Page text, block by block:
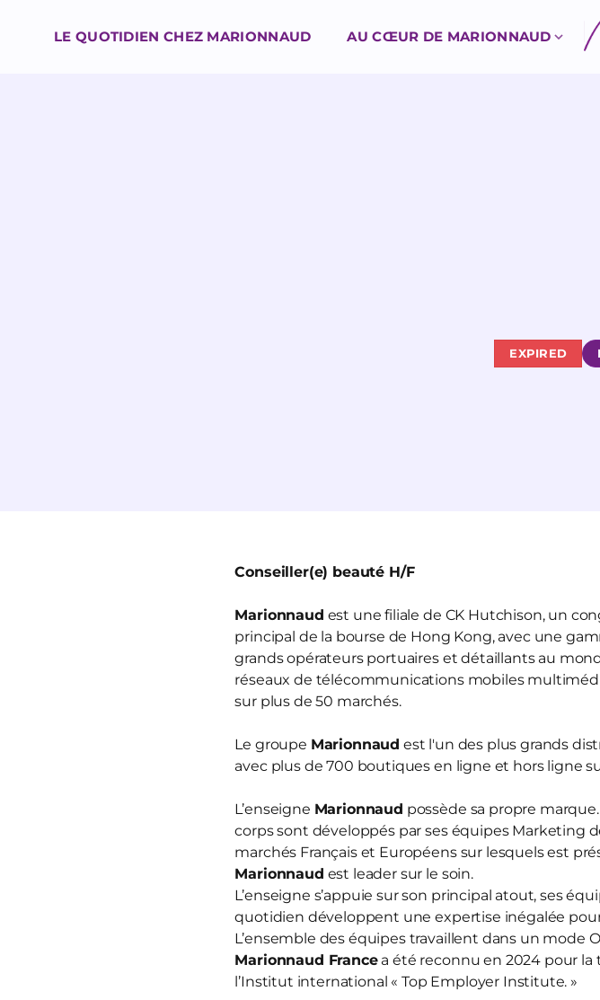
LE QUOTIDIEN CHEZ MARIONNAUD AU CŒUR DE MARIONNAUD
EXPIRED
Conseiller(e) beauté H/F
Marionnaud est une filiale de CK Hutchison, un
principal de la bourse de Hong Kong, avec une
grands opérateurs portuaires et détaillants au
réseaux de télécommunications mobiles
sur plus de 50 marchés.
Le groupe Marionnaud est l'un des plus grands
avec plus de 700 boutiques en ligne et hors ligne
L’enseigne Marionnaud possède sa propre
corps sont développés par ses équipes
marchés Français et Européens sur lesquels est
Marionnaud est leader sur le soin.
L’enseigne s’appuie sur son principal atout, ses
quotidien développent une expertise inégalée
L’ensemble des équipes travaillent dans un mode
Marionnaud Francea été reconnu en 2024 pour la
l’Institut international « Top Employer Institute. »